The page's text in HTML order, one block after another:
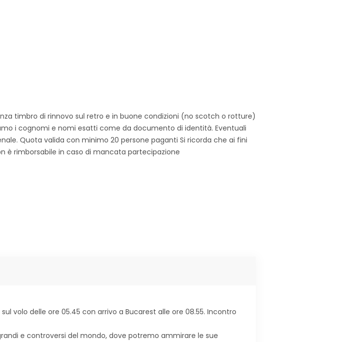
timbro di rinnovo sul retro e in buone condizioni (no scotch o rotture)
i cognomi e nomi esatti come da documento di identità. Eventuali
Quota valida con minimo 20 persone paganti Si ricorda che ai fini
è rimborsabile in caso di mancata partecipazione
volo delle ore 05.45 con arrivo a Bucarest alle ore 08.55. Incontro
e controversi del mondo, dove potremo ammirare le sue